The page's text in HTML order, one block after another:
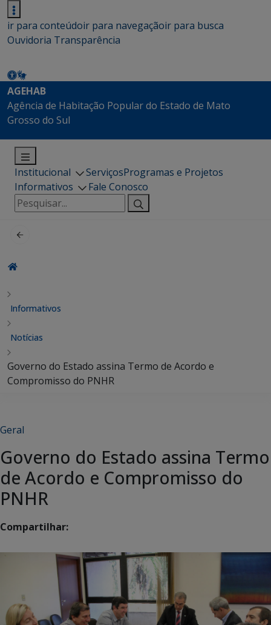
ir para conteúdoir para navegaçãoir para busca
Ouvidoria Transparência
AGEHAB
Agência de Habitação Popular do Estado de Mato
Grosso do Sul
Institucional ServiçosProgramas e Projetos
Informativos
Fale Conosco
Pesquisar
por:
Informativos
Notícias
Governo do Estado assina Termo de Acordo e
Compromisso do PNHR
Geral
Governo do Estado assina Termo
de Acordo e Compromisso do
PNHR
Compartilhar: